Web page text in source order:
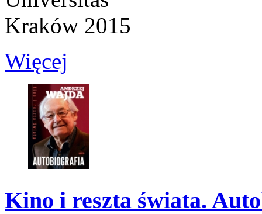
Kraków 2015
Więcej
Kino i reszta świata.